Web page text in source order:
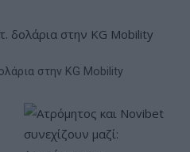
στην KG Mobility